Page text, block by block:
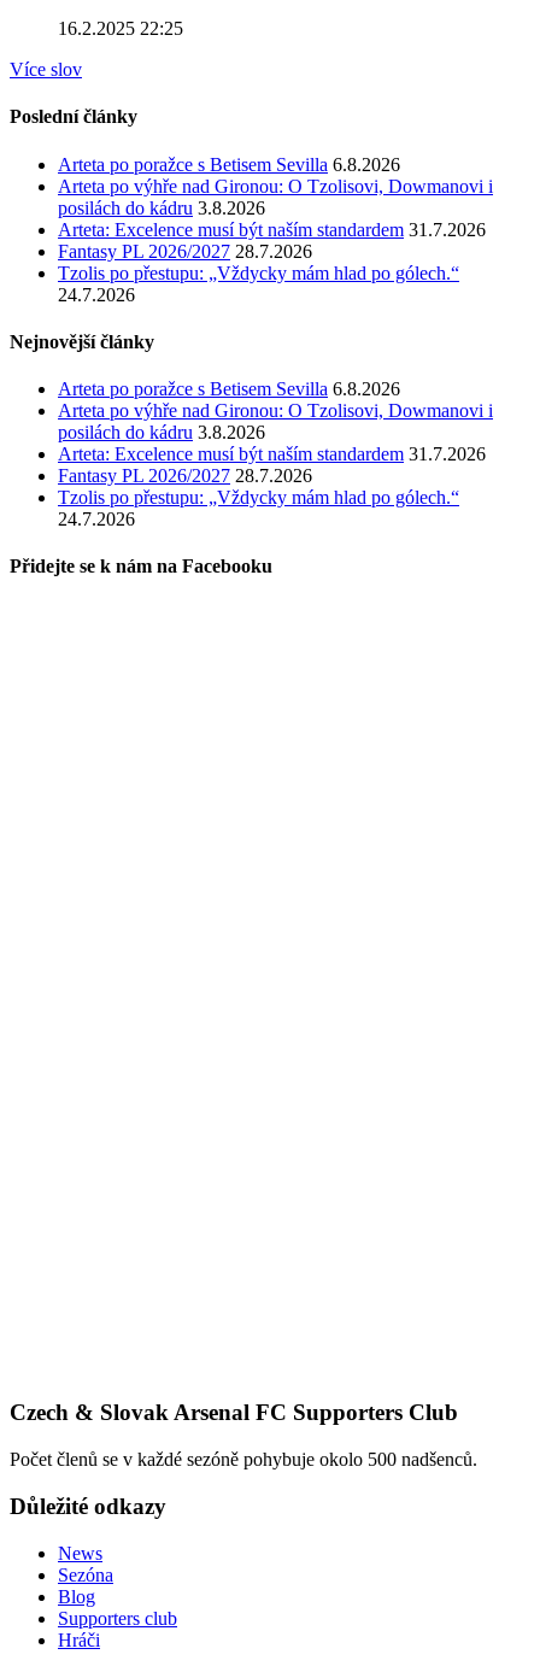
16.2.2025 22:25
Více slov
Poslední články
Arteta po poražce s Betisem Sevilla 6.8.2026
Arteta po výhře nad Gironou: O Tzolisovi, Dowmanovi i
posilách do kádru 3.8.2026
Arteta: Excelence musí být naším standardem 31.7.2026
Fantasy PL 2026/2027 28.7.2026
Tzolis po přestupu: „Vždycky mám hlad po gólech.“
24.7.2026
Nejnovější články
Arteta po poražce s Betisem Sevilla 6.8.2026
Arteta po výhře nad Gironou: O Tzolisovi, Dowmanovi i
posilách do kádru 3.8.2026
Arteta: Excelence musí být naším standardem 31.7.2026
Fantasy PL 2026/2027 28.7.2026
Tzolis po přestupu: „Vždycky mám hlad po gólech.“
24.7.2026
Přidejte se k nám na Facebooku
Czech & Slovak Arsenal FC Supporters Club
Počet členů se v každé sezóně pohybuje okolo 500 nadšenců.
Důležité odkazy
News
Sezóna
Blog
Supporters club
Hráči